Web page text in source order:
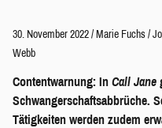
30. November 2022 / Marie Fuchs /
Webb
Contentwarnung: In Call Jane
Schwangerschaftsabbrüche.
Tätigkeiten werden zudem